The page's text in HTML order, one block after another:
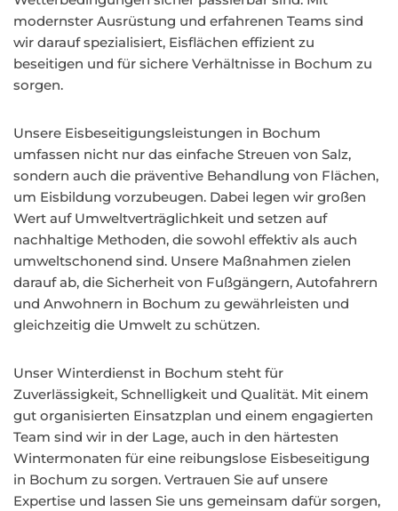
modernster Ausrüstung und erfahrenen Teams sind
wir darauf spezialisiert, Eisflächen effizient zu
beseitigen und für sichere Verhältnisse in Bochum zu
sorgen.
Unsere Eisbeseitigungsleistungen in Bochum
umfassen nicht nur das einfache Streuen von Salz,
sondern auch die präventive Behandlung von Flächen,
um Eisbildung vorzubeugen. Dabei legen wir großen
Wert auf Umweltverträglichkeit und setzen auf
nachhaltige Methoden, die sowohl effektiv als auch
umweltschonend sind. Unsere Maßnahmen zielen
darauf ab, die Sicherheit von Fußgängern, Autofahrern
und Anwohnern in Bochum zu gewährleisten und
gleichzeitig die Umwelt zu schützen.
Unser Winterdienst in Bochum steht für
Zuverlässigkeit, Schnelligkeit und Qualität. Mit einem
gut organisierten Einsatzplan und einem engagierten
Team sind wir in der Lage, auch in den härtesten
Wintermonaten für eine reibungslose Eisbeseitigung
in Bochum zu sorgen. Vertrauen Sie auf unsere
Expertise und lassen Sie uns gemeinsam dafür sorgen,